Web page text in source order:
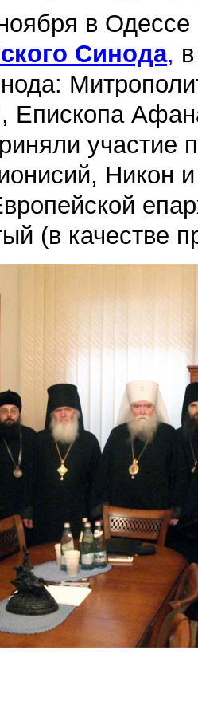
в
Синода,
Епископа
Никон
(в качестве